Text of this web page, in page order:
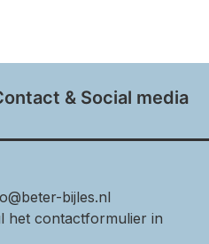
& Social media
bijles.nl
het contactformulier in